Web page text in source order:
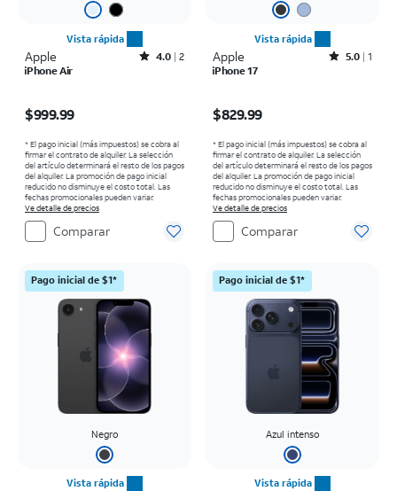
Vista rápida
Apple Rated4out of 5 stars with2reviews
4.0 2
iPhone Air
$999.99
* El pago inicial (más impuestos) se cobra al
firmar el contrato de alquiler. La selección
del artículo determinará el resto de los pagos
del alquiler. La promoción de pago inicial
reducido no disminuye el costo total. Las
fechas promocionales pueden variar.
Ve detalle de precios
Comparar
Vista rápida
Apple Rated5out of 5 stars with1reviews
5.0 1
iPhone 17
$829.99
* El pago inicial (más impuestos) se cobra al
firmar el contrato de alquiler. La selección
del artículo determinará el resto de los pagos
del alquiler. La promoción de pago inicial
reducido no disminuye el costo total. Las
fechas promocionales pueden variar.
Ve detalle de precios
Comparar
Pago inicial de $1*
Negro
Vista rápida
Pago inicial de $1*
Azul intenso
Vista rápida